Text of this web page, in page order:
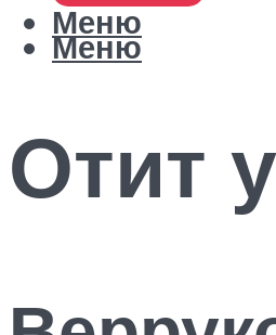
Меню
Меню
Отит